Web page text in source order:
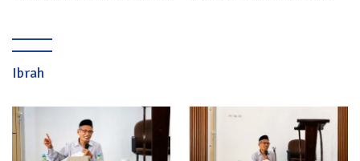
Ibrah